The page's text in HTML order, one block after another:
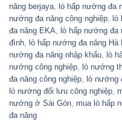
năng berjaya, lò hấp nướng đa
nướng đa năng công nghiệp, lò
đa năng EKA, lò hấp nướng đa
đình, lò hấp nướng đa năng Hà
nướng đa năng nhập khẩu, lò
nướng công nghiệp, lò nướng
đa năng công nghiệp, lò nướng
lò nướng đối lưu công nghiệp,
nướng ở Sài Gòn, mua lò hấp
đa năng